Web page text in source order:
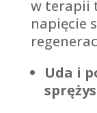
w terapii
napięcie
Uda i